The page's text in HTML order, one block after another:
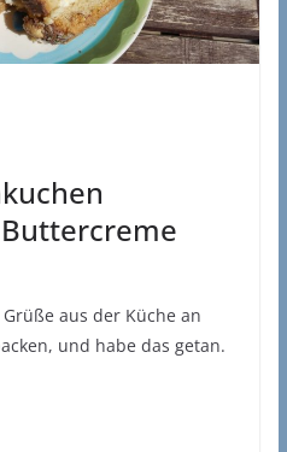
aus der Küche an
und habe das getan.